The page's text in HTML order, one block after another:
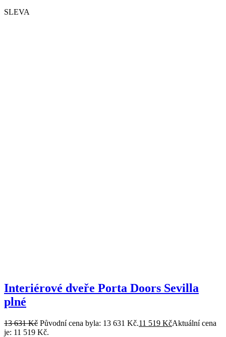
SLEVA
Interiérové dveře Porta Doors Sevilla
plné
13 631Kč Původní cena byla: 13 631 Kč.11 519 KčAktuální cena
je: 11 519 Kč.